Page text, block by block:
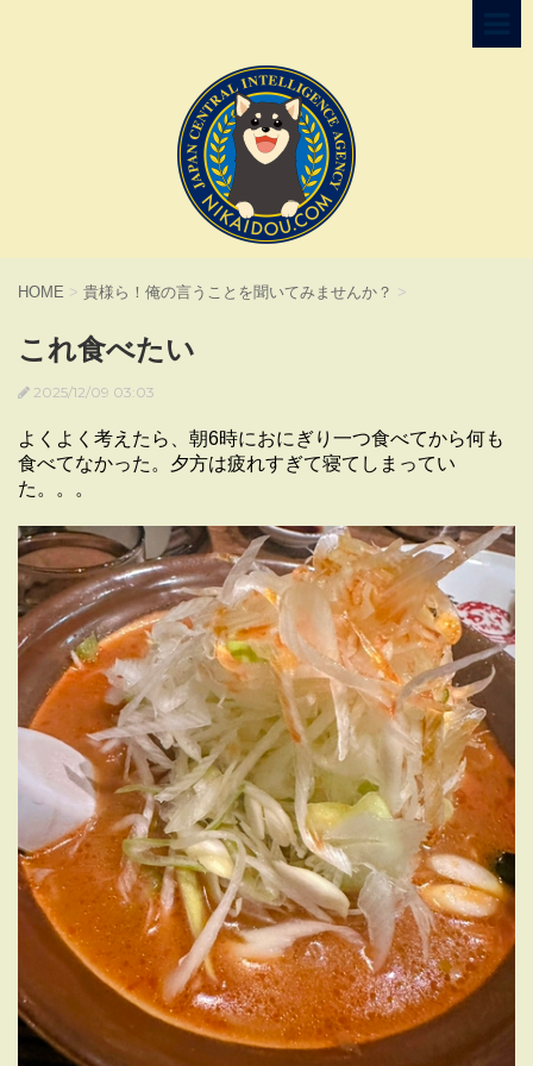
HOME > 貴様ら！俺の言うことを聞いてみませんか？ >
これ食べたい
2025/12/09 03:03
よくよく考えたら、朝6時におにぎり一つ食べてから何も
食べてなかった。夕方は疲れすぎて寝てしまってい
た。。。